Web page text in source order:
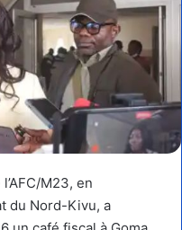
M23, en
du Nord-Kivu, a